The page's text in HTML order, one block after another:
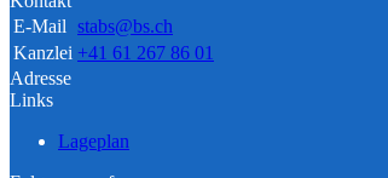
E-Mail stabs@bs.ch
Kanzlei +41 61 267 86 01
Adresse
Links
Lageplan